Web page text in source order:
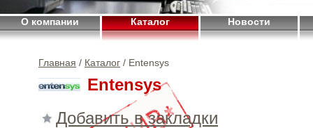
О компании Каталог Новости
Главная / Каталог / Entensys
Entensys
Добавить в закладки